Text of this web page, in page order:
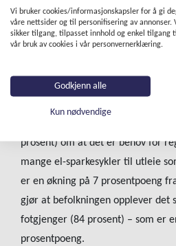
72 prosent at det bør satses mer
redusere behovet for bil i Oslo-
noe lavere blant de som bor i
sparkesykler siste år. 3 av 10 (31
prosent) om at det er behov for
mange el-sparkesykler til utleie
er en økning på 7 prosentpoeng
gjør at befolkningen opplever det
fotgjenger (84 prosent) – som er
prosentpoeng.
Vi bruker cookies/informasjonskapsler for å gi
våre nettsider og til personifisering av annonser.
sikker tilgang, tilpasset innhold og enkel tilgang
vår bruk av cookies i vår personvernerklæring.
Godkjenn alle
Kun nødvendige